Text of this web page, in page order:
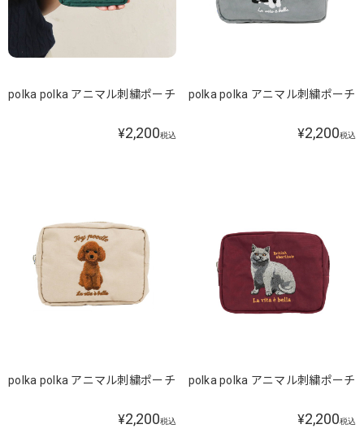
polka polka アニマル刺繍ポーチ
¥2,200税込
polka polka アニマル刺繍ポーチ
¥2,200税込
polka polka アニマル刺繍ポーチ
¥2,200税込
polka polka アニマル刺繍ポーチ
¥2,200税込